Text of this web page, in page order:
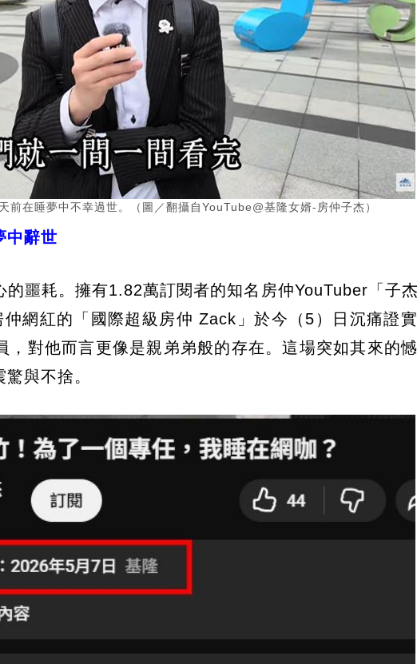
在睡夢中不幸過世。（圖／翻攝自YouTube@基隆女婿-房仲子杰）
中辭世
的噩耗。擁有1.82萬訂閱者的知名房仲YouTuber「子
網紅的「國際超級房仲 Zack」於今（5）日沉痛證
，對他而言更像是親弟弟般的存在。這場突如其來的
與不捨。